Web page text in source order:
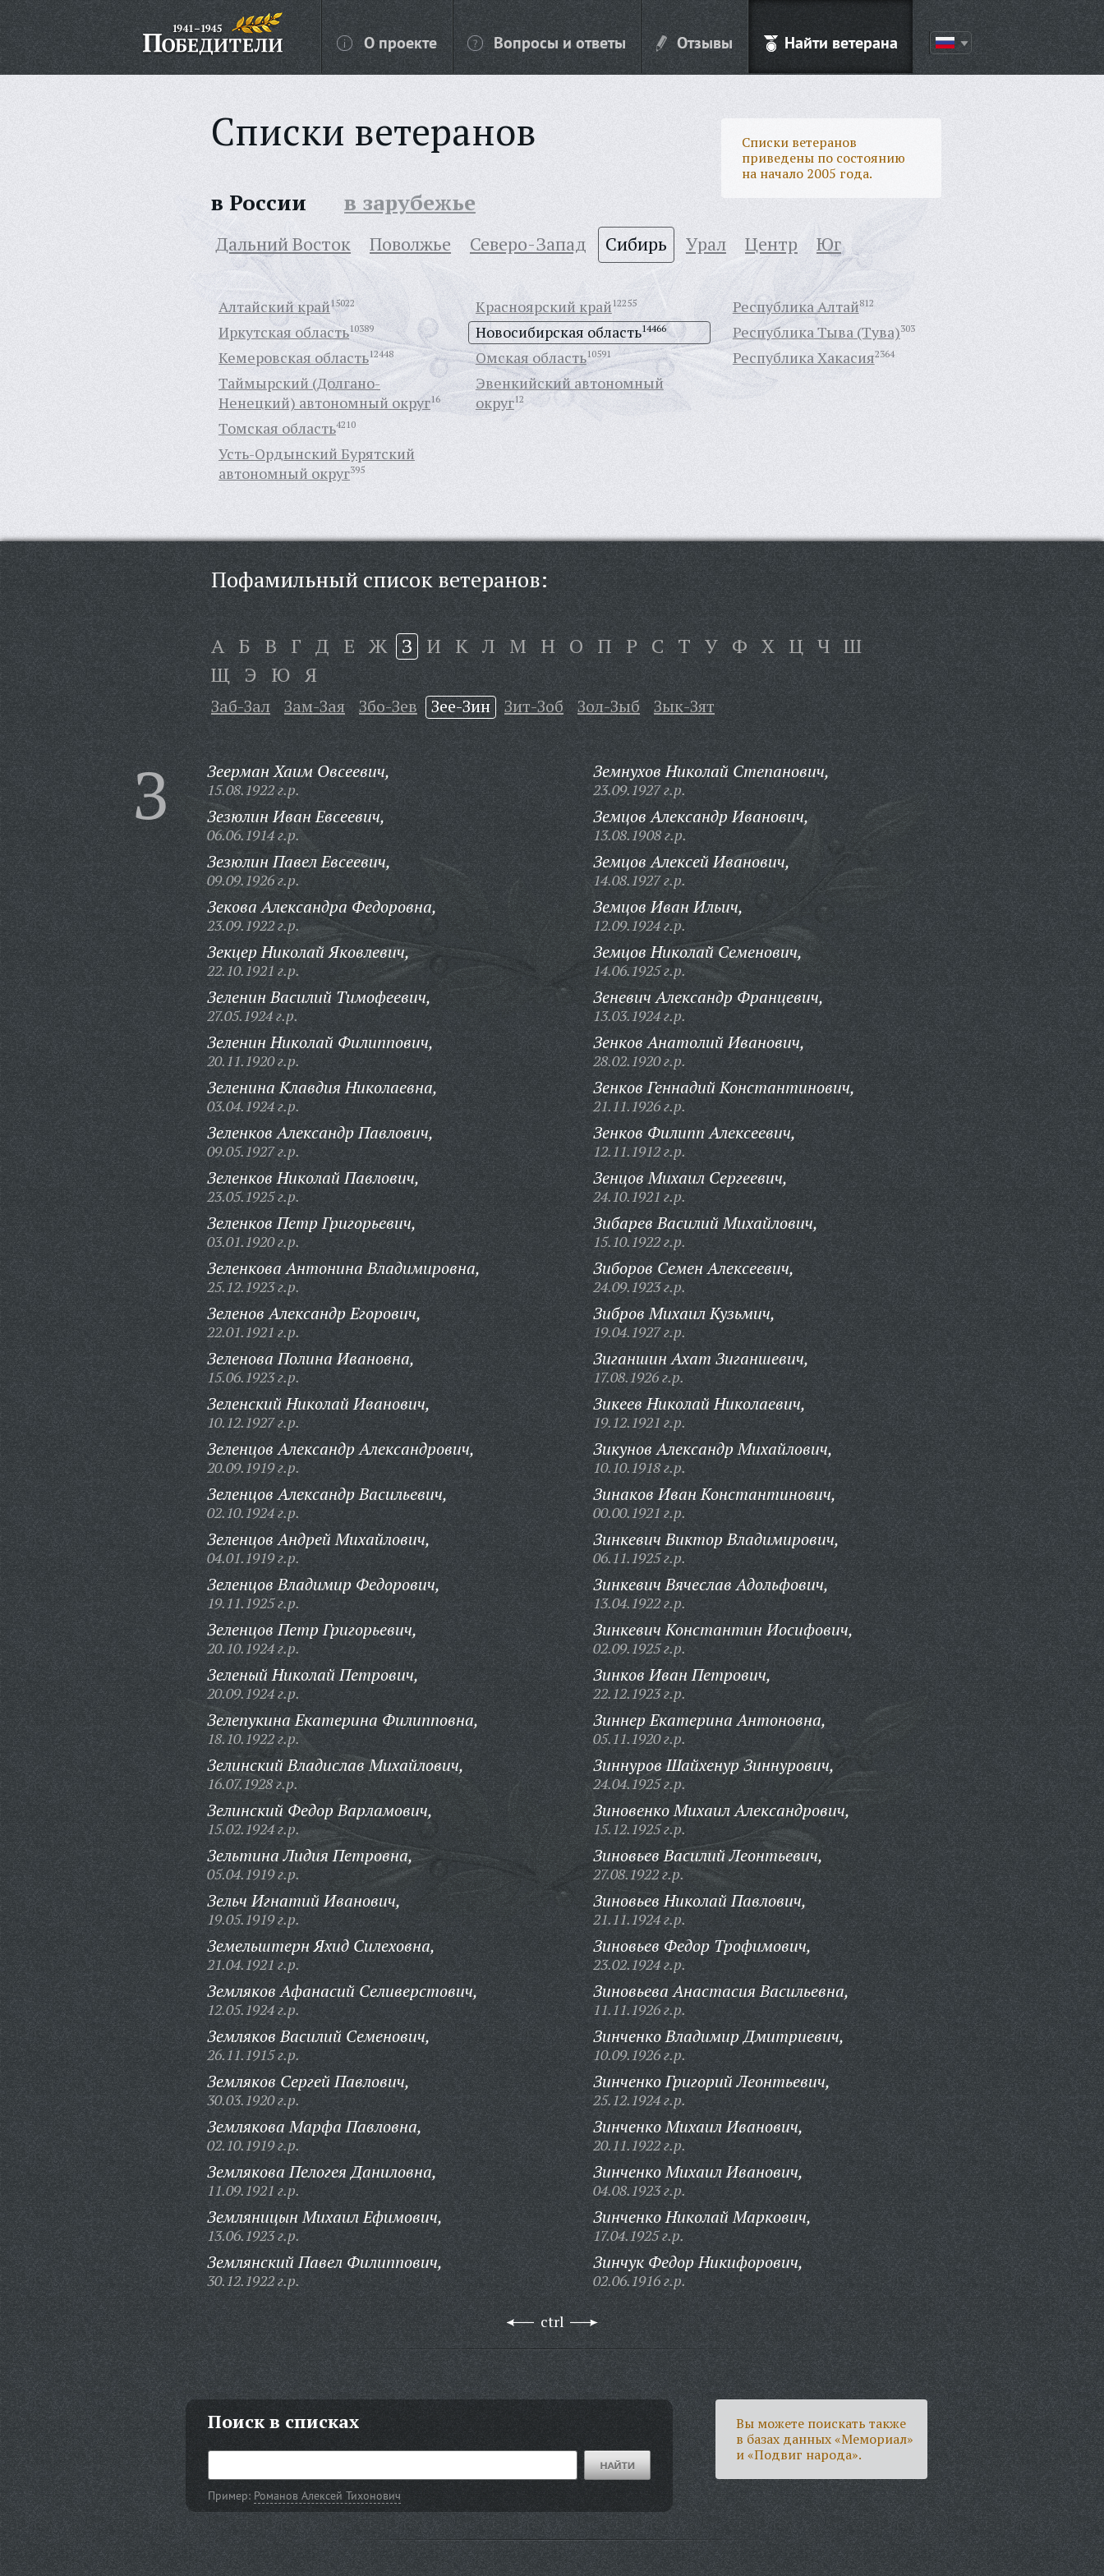
О проекте Вопросы и ответы Отзывы Найти ветерана
Списки ветеранов
Списки ветеранов
приведены по состоянию
на начало 2005 года.
в России в зарубежье
Дальний Восток Поволжье Северо-Запад Сибирь Урал Центр Юг
Алтайский край15022
Иркутская область10389
Кемеровская область12448
Красноярский край12255
Новосибирская область14466
Омская область10591
Республика Алтай812
Республика Тыва (Тува)303
Республика Хакасия2364
Таймырский (Долгано-
Ненецкий) автономный округ16
Томская область4210
Усть-Ордынский Бурятский
автономный округ395
Эвенкийский автономный
округ12
Пофамильный список ветеранов:
А Б В Г Д Е Ж З И К Л М Н О П Р С Т У Ф Х Ц Ч Ш
Щ Э Ю Я
Заб-Зал Зам-Зая Збо-Зев Зее-Зин Зит-Зоб Зол-Зыб Зык-Зят
З Зеерман Хаим Овсеевич,
15.08.1922 г.р.
Зезюлин Иван Евсеевич,
06.06.1914 г.р.
Зезюлин Павел Евсеевич,
09.09.1926 г.р.
Зекова Александра Федоровна,
23.09.1922 г.р.
Зекцер Николай Яковлевич,
22.10.1921 г.р.
Зеленин Василий Тимофеевич,
27.05.1924 г.р.
Зеленин Николай Филиппович,
20.11.1920 г.р.
Зеленина Клавдия Николаевна,
03.04.1924 г.р.
Зеленков Александр Павлович,
09.05.1927 г.р.
Зеленков Николай Павлович,
23.05.1925 г.р.
Зеленков Петр Григорьевич,
03.01.1920 г.р.
Зеленкова Антонина Владимировна,
25.12.1923 г.р.
Зеленов Александр Егорович,
22.01.1921 г.р.
Зеленова Полина Ивановна,
15.06.1923 г.р.
Зеленский Николай Иванович,
10.12.1927 г.р.
Зеленцов Александр Александрович,
20.09.1919 г.р.
Зеленцов Александр Васильевич,
02.10.1924 г.р.
Зеленцов Андрей Михайлович,
04.01.1919 г.р.
Зеленцов Владимир Федорович,
19.11.1925 г.р.
Зеленцов Петр Григорьевич,
20.10.1924 г.р.
Зеленый Николай Петрович,
20.09.1924 г.р.
Зелепукина Екатерина Филипповна,
18.10.1922 г.р.
Зелинский Владислав Михайлович,
16.07.1928 г.р.
Зелинский Федор Варламович,
15.02.1924 г.р.
Зельтина Лидия Петровна,
05.04.1919 г.р.
Зельч Игнатий Иванович,
19.05.1919 г.р.
Земельштерн Яхид Силеховна,
21.04.1921 г.р.
Земляков Афанасий Селиверстович,
12.05.1924 г.р.
Земляков Василий Семенович,
26.11.1915 г.р.
Земляков Сергей Павлович,
30.03.1920 г.р.
Землякова Марфа Павловна,
02.10.1919 г.р.
Землякова Пелогея Даниловна,
11.09.1921 г.р.
Земляницын Михаил Ефимович,
13.06.1923 г.р.
Землянский Павел Филиппович,
30.12.1922 г.р.
Земнухов Николай Степанович,
23.09.1927 г.р.
Земцов Александр Иванович,
13.08.1908 г.р.
Земцов Алексей Иванович,
14.08.1927 г.р.
Земцов Иван Ильич,
12.09.1924 г.р.
Земцов Николай Семенович,
14.06.1925 г.р.
Зеневич Александр Францевич,
13.03.1924 г.р.
Зенков Анатолий Иванович,
28.02.1920 г.р.
Зенков Геннадий Константинович,
21.11.1926 г.р.
Зенков Филипп Алексеевич,
12.11.1912 г.р.
Зенцов Михаил Сергеевич,
24.10.1921 г.р.
Зибарев Василий Михайлович,
15.10.1922 г.р.
Зиборов Семен Алексеевич,
24.09.1923 г.р.
Зибров Михаил Кузьмич,
19.04.1927 г.р.
Зиганшин Ахат Зиганшевич,
17.08.1926 г.р.
Зикеев Николай Николаевич,
19.12.1921 г.р.
Зикунов Александр Михайлович,
10.10.1918 г.р.
Зинаков Иван Константинович,
00.00.1921 г.р.
Зинкевич Виктор Владимирович,
06.11.1925 г.р.
Зинкевич Вячеслав Адольфович,
13.04.1922 г.р.
Зинкевич Константин Иосифович,
02.09.1925 г.р.
Зинков Иван Петрович,
22.12.1923 г.р.
Зиннер Екатерина Антоновна,
05.11.1920 г.р.
Зиннуров Шайхенур Зиннурович,
24.04.1925 г.р.
Зиновенко Михаил Александрович,
15.12.1925 г.р.
Зиновьев Василий Леонтьевич,
27.08.1922 г.р.
Зиновьев Николай Павлович,
21.11.1924 г.р.
Зиновьев Федор Трофимович,
23.02.1924 г.р.
Зиновьева Анастасия Васильевна,
11.11.1926 г.р.
Зинченко Владимир Дмитриевич,
10.09.1926 г.р.
Зинченко Григорий Леонтьевич,
25.12.1924 г.р.
Зинченко Михаил Иванович,
20.11.1922 г.р.
Зинченко Михаил Иванович,
04.08.1923 г.р.
Зинченко Николай Маркович,
17.04.1925 г.р.
Зинчук Федор Никифорович,
02.06.1916 г.р.
ctrl
Поиск в списках
Пример: Романов Алексей Тихонович
Вы можете поискать также
в базах данных «Мемориал»
и «Подвиг народа».